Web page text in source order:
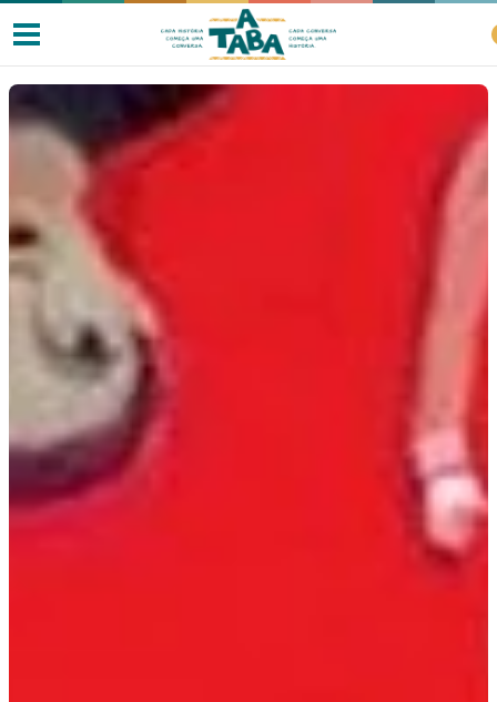
Resenhas
Clube de Leitores
Listas
Como ler?
Na escola